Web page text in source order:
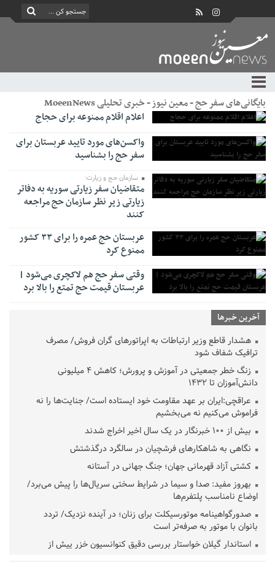
بایگانی‌های سفر حج - معین نیوز - خبری تحلیلی MoeenNews
اعلام اقلام ممنوعه برای حجاج
واکسن‌های مورد تایید عربستان برای
سفر حج را بشناسید
سازمان حج و زیارت:
متقاضیان سفر زیارتی سوریه به دفاتر
زیارتی زیر نظر سازمان حج مراجعه
کنند
عربستان حج عمره را برای ۳۳ کشور
ممنوع کرد
وقتی سفر حج هم لاکچری می‌شود |
عربستان قیمت حج تمتع را بالا برد
آخرین خبرها
هشدار قاطع وزیر ارتباطات به اپراتورهای گران فروش/ مصرف
ترافیک شفاف شود
زنگ خطر جمعیتی در آموزش و پرورش؛ کاهش ۴ میلیونی
دانش‌آموزان تا ۱۴۳۲
عراقچی:ایران بر عهد مقاومت خود ایستاده است/ جنایت‌ها را نه
فراموش می‌کنیم نه می‌بخشیم
بیش از ۱۰۰ خبرنگار در یک سال اخیر اخراج شدند
نگاهی به شاهکارهای فرشچیان در سالگرد درگذشتش
کشتی آزاد قهرمانی جهان؛ جنگ جهانی در آستانه
بهروز مفید: صدا و سیما در شرایط سختی سریال‌ها را پیش می‌برد/
اوضاع نامناسب پلتفرم‌ها
صدورگواهینامه موتورسیکلت برای زنان؛ در آینده نزدیک/ تردد
بانوان با موتور به‌ صرفه‌تر است
استاندار گیلان خواستار بررسی دقیق کنوانسیون خزر پیش از